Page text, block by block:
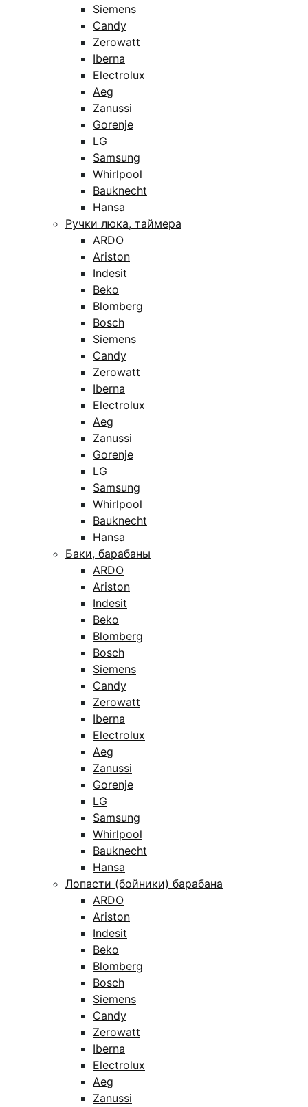
Siemens
Candy
Zerowatt
Iberna
Electrolux
Aeg
Zanussi
Gorenje
LG
Samsung
Whirlpool
Bauknecht
Hansa
Ручки люка, таймера
ARDO
Ariston
Indesit
Beko
Blomberg
Bosch
Siemens
Candy
Zerowatt
Iberna
Electrolux
Aeg
Zanussi
Gorenje
LG
Samsung
Whirlpool
Bauknecht
Hansa
Баки, барабаны
ARDO
Ariston
Indesit
Beko
Blomberg
Bosch
Siemens
Candy
Zerowatt
Iberna
Electrolux
Aeg
Zanussi
Gorenje
LG
Samsung
Whirlpool
Bauknecht
Hansa
Лопасти (бойники) барабана
ARDO
Ariston
Indesit
Beko
Blomberg
Bosch
Siemens
Candy
Zerowatt
Iberna
Electrolux
Aeg
Zanussi